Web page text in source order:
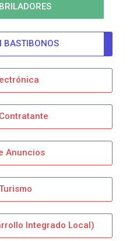
BASTIBONOS
Anuncios
Integrado Local)